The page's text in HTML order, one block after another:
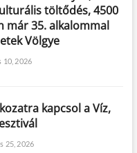
töltődés, 4500
már 35. alkalommal
Völgye
2026
kapcsol a Víz,
25, 2026